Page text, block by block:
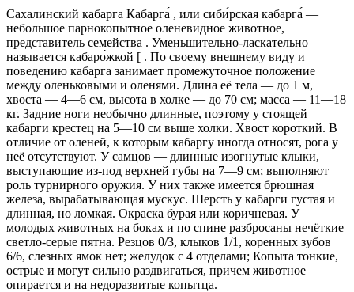
Сахалинский кабарга Кабарга́ , или сиби́рская кабарга́ —
небольшое парнокопытное оленевидное животное,
представитель семейства . Уменьшительно-ласкательно
называется кабаро́жкой [ . По своему внешнему виду и
поведению кабарга занимает промежуточное положение
между оленьковыми и оленями. Длина её тела — до 1 м,
хвоста — 4—6 см, высота в холке — до 70 см; масса — 11—18
кг. Задние ноги необычно длинные, поэтому у стоящей
кабарги крестец на 5—10 см выше холки. Хвост короткий. В
отличие от оленей, к которым кабаргу иногда относят, рога у
неё отсутствуют. У самцов — длинные изогнутые клыки,
выступающие из-под верхней губы на 7—9 см; выполняют
роль турнирного оружия. У них также имеется брюшная
железа, вырабатывающая мускус. Шерсть у кабарги густая и
длинная, но ломкая. Окраска бурая или коричневая. У
молодых животных на боках и по спине разбросаны нечёткие
светло-серые пятна. Резцов 0/3, клыков 1/1, коренных зубов
6/6, слезных ямок нет; желудок с 4 отделами; Копыта тонкие,
острые и могут сильно раздвигаться, причем животное
опирается и на недоразвитые копытца.